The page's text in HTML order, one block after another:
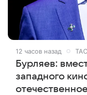
12 часов назад
Бурляев:
западного